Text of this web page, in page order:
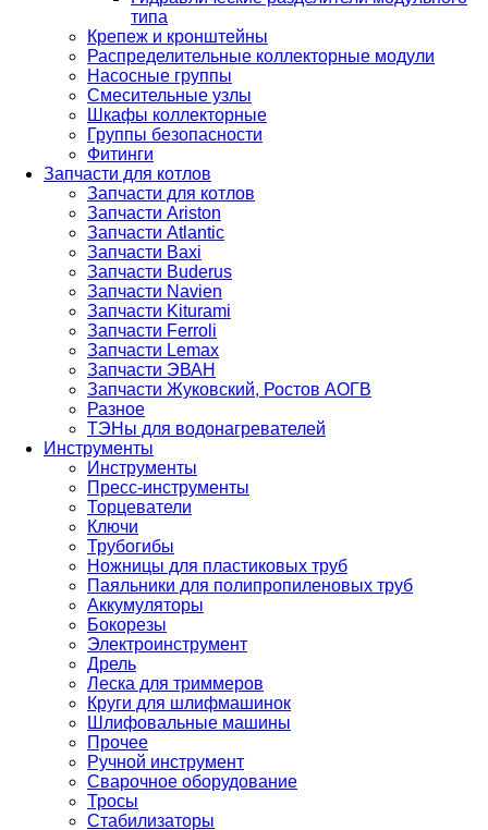
типа
Крепеж и кронштейны
Распределительные коллекторные модули
Насосные группы
Смесительные узлы
Шкафы коллекторные
Группы безопасности
Фитинги
Запчасти для котлов
Запчасти для котлов
Запчасти Ariston
Запчасти Atlantic
Запчасти Baxi
Запчасти Buderus
Запчасти Navien
Запчасти Kiturami
Запчасти Ferroli
Запчасти Lemax
Запчасти ЭВАН
Запчасти Жуковский, Ростов АОГВ
Разное
ТЭНы для водонагревателей
Инструменты
Инструменты
Пресс-инструменты
Торцеватели
Ключи
Трубогибы
Ножницы для пластиковых труб
Паяльники для полипропиленовых труб
Аккумуляторы
Бокорезы
Электроинструмент
Дрель
Леска для триммеров
Круги для шлифмашинок
Шлифовальные машины
Прочее
Ручной инструмент
Сварочное оборудование
Тросы
Стабилизаторы